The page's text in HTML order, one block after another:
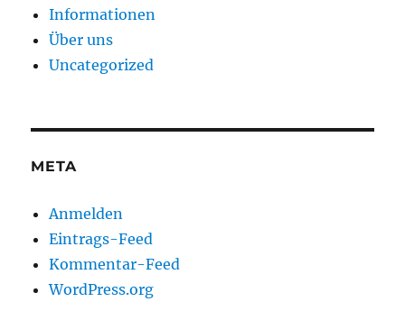
Informationen
Über uns
Uncategorized
META
Anmelden
Eintrags-Feed
Kommentar-Feed
WordPress.org